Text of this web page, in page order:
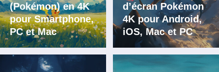
(Pokémon) en 4K
pour Smartphone,
PC et Mac
d’écran Pokémon
4K pour Android,
iOS, Mac et PC